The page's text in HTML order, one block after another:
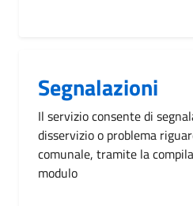
Segnalazioni
Il servizio consente di
disservizio o problema
comunale, tramite la
modulo